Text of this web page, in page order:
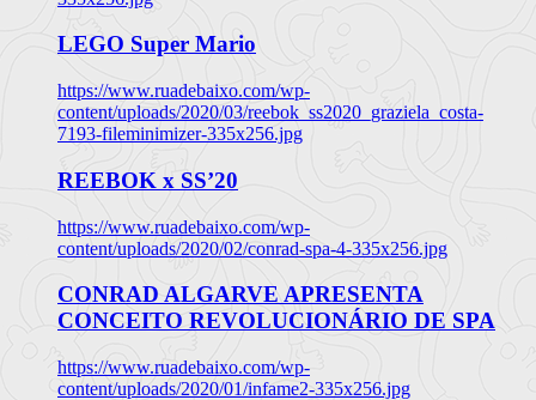
LEGO Super Mario
https://www.ruadebaixo.com/wp-
content/uploads/2020/03/reebok_ss2020_graziela_costa-
7193-fileminimizer-335x256.jpg
REEBOK x SS’20
https://www.ruadebaixo.com/wp-
content/uploads/2020/02/conrad-spa-4-335x256.jpg
CONRAD ALGARVE APRESENTA
CONCEITO REVOLUCIONÁRIO DE SPA
https://www.ruadebaixo.com/wp-
content/uploads/2020/01/infame2-335x256.jpg